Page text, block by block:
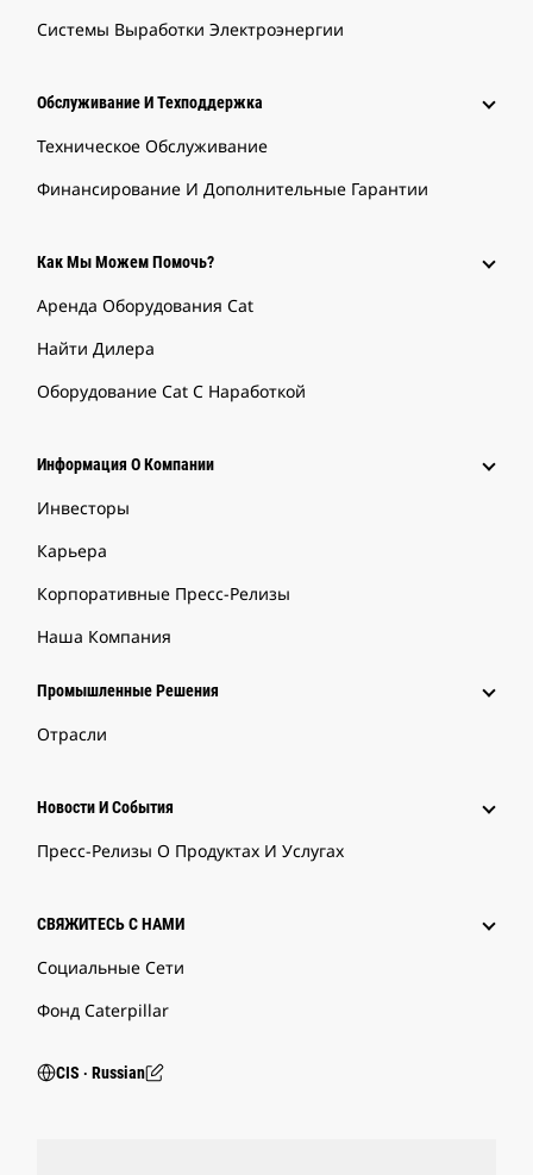
Системы Выработки Электроэнергии
Обслуживание И Техподдержка
Техническое Обслуживание
Финансирование И Дополнительные Гарантии
Как Мы Можем Помочь?
Аренда Оборудования Cat
Найти Дилера
Оборудование Cat С Наработкой
Информация О Компании
Инвесторы
Карьера
Корпоративные Пресс-Релизы
Наша Компания
Промышленные Решения
Отрасли
Новости И События
Пресс-Релизы О Продуктах И Услугах
СВЯЖИТЕСЬ С НАМИ
Социальные Сети
Фонд Caterpillar
CIS ‧ Russian